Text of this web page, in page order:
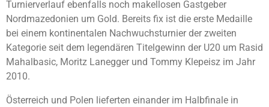
Turnierverlauf ebenfalls noch makellosen Gastgeber
Nordmazedonien um Gold. Bereits fix ist die erste Medaille
bei einem kontinentalen Nachwuchsturnier der zweiten
Kategorie seit dem legendären Titelgewinn der U20 um Rasid
Mahalbasic, Moritz Lanegger und Tommy Klepeisz im Jahr
2010.
Österreich und Polen lieferten einander im Halbfinale in